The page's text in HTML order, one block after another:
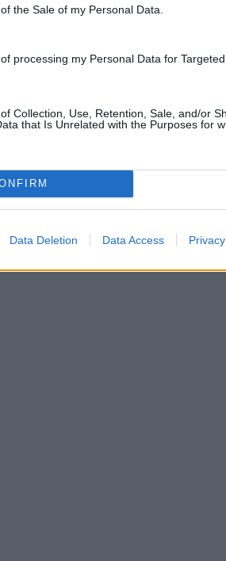
the Sale of my Personal Data.
processing my Personal Data for Targeted
Collection, Use, Retention, Sale, and/or
that Is Unrelated with the Purposes for
Data Deletion Data Access